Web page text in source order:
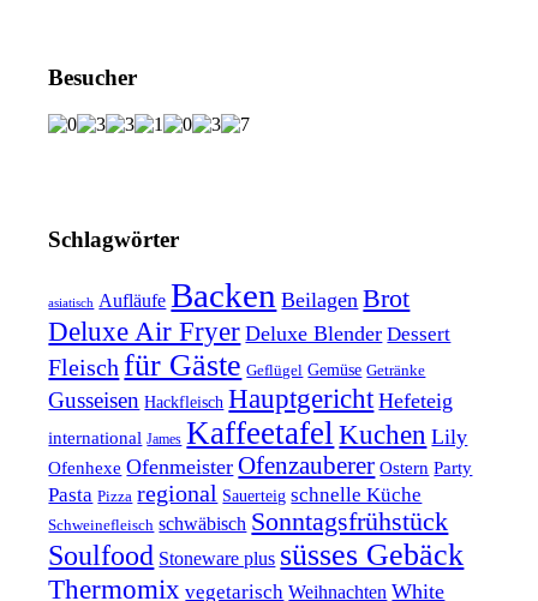
Besucher
Schlagwörter
asiatisch Aufläufe Backen Beilagen Brot
Deluxe Air Fryer Deluxe Blender Dessert
Fleisch für Gäste Geflügel Gemüse Getränke
Gusseisen Hackfleisch Hauptgericht Hefeteig
international James Kaffeetafel Kuchen Lily
Ofenhexe Ofenmeister Ofenzauberer Ostern Party
Pasta Pizza regional Sauerteig schnelle Küche
Schweinefleisch schwäbisch Sonntagsfrühstück
Soulfood Stoneware plus süsses Gebäck
Thermomix vegetarisch Weihnachten White